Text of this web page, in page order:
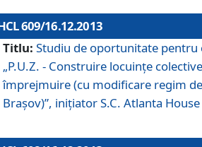
609/16.12.2013
Titlu: Studiu de oportunitate
„P.U.Z. - Construire locuinţe
împrejmuire (cu modificare regim
Braşov)”, iniţiator S.C. Atlanta